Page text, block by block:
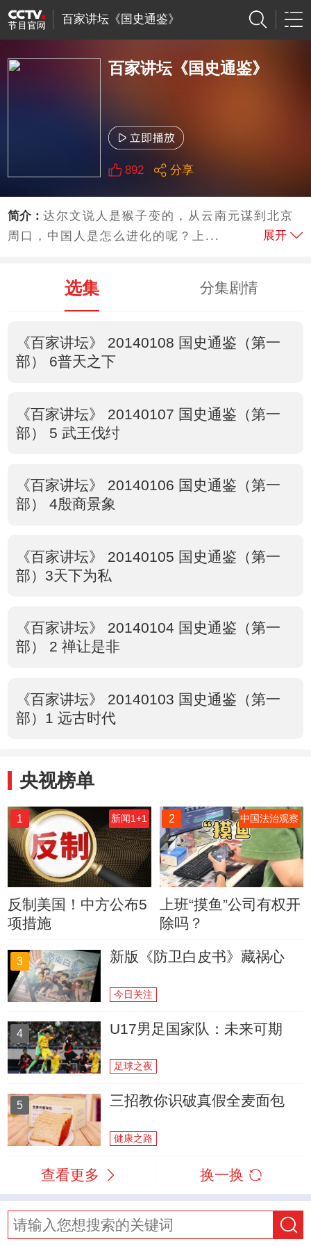
百家讲坛《国史通鉴》
百家讲坛《国史通鉴》
892 分享
简介：达尔文说人是猴子变的，从云南元谋到北京
周口，中国人是怎么进化的呢？上...
展开
选集 分集剧情
《百家讲坛》 20140108 国史通鉴（第一
部） 6普天之下
《百家讲坛》 20140107 国史通鉴（第一
部） 5 武王伐纣
《百家讲坛》 20140106 国史通鉴（第一
部） 4殷商景象
《百家讲坛》 20140105 国史通鉴（第一
部）3天下为私
《百家讲坛》 20140104 国史通鉴（第一
部） 2 禅让是非
《百家讲坛》 20140103 国史通鉴（第一
部）1 远古时代
央视榜单
1 新闻1+1
反制美国！中方公布5
项措施
2 中国法治观察
上班“摸鱼”公司有权开
除吗？
3 新版《防卫白皮书》藏祸心
今日关注
4 U17男足国家队：未来可期
足球之夜
5 三招教你识破真假全麦面包
健康之路
查看更多 换一换